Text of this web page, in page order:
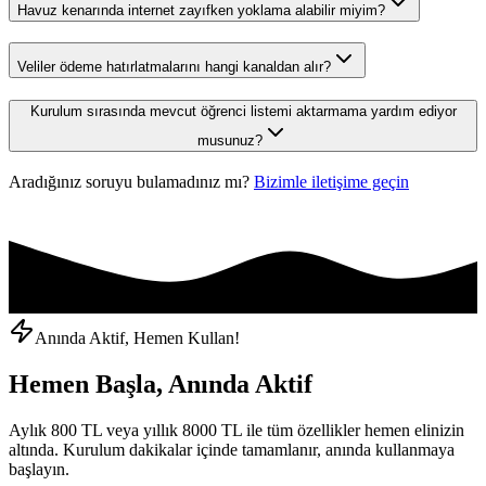
Havuz kenarında internet zayıfken yoklama alabilir miyim?
Veliler ödeme hatırlatmalarını hangi kanaldan alır?
Kurulum sırasında mevcut öğrenci listemi aktarmama yardım ediyor
musunuz?
Aradığınız soruyu bulamadınız mı? Bizimle iletişime geçin
Anında Aktif, Hemen Kullan!
Hemen Başla, Anında Aktif
Aylık 800 TL veya yıllık 8000 TL ile tüm özellikler hemen elinizin
altında. Kurulum dakikalar içinde tamamlanır, anında kullanmaya
başlayın.